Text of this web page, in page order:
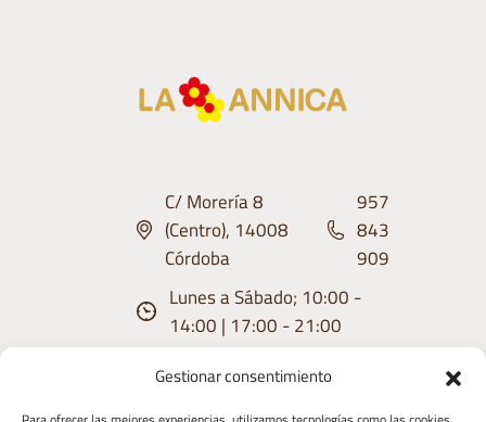
Gestionar consentimiento
C/ Morería 8
(Centro), 14008
Córdoba
957
843
909
Lunes a Sábado; 10:00 -
14:00 | 17:00 - 21:00